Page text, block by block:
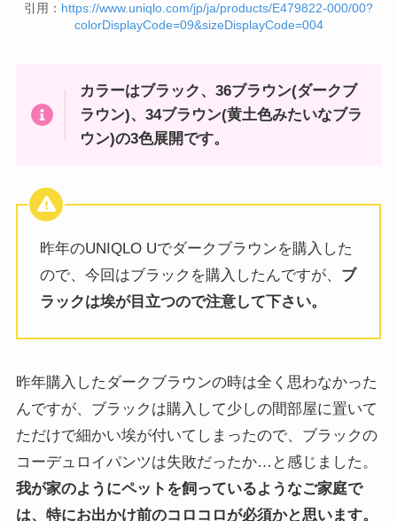
引用： https://www.uniqlo.com/jp/ja/products/E479822-000/00?
colorDisplayCode=09&sizeDisplayCode=004
カラーはブラック、36ブラウン(ダークブ
ラウン)、34ブラウン(黄土色みたいなブラ
ウン)の3色展開です。
昨年のUNIQLO Uでダークブラウンを購入した
ので、今回はブラックを購入したんですが、 ブ
ラックは埃が目立つので注意して下さい。
昨年購入したダークブラウンの時は全く思わなかった
んですが、ブラックは購入して少しの間部屋に置いて
ただけで細かい埃が付いてしまったので、ブラックの
コーデュロイパンツは失敗だったか…と感じました。
我が家のようにペットを飼っているようなご家庭で
は、特にお出かけ前のコロコロが必須かと思います。